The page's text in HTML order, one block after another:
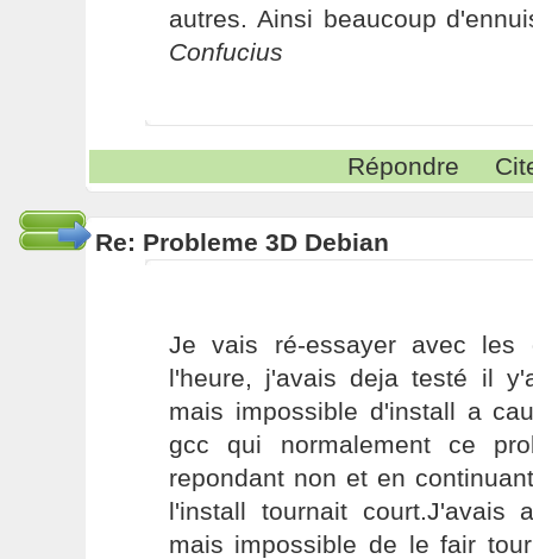
autres. Ainsi beaucoup
Confucius
Répondre
Re: Probleme 3D Debian
Je vais ré-essayer avec les
l'heure, j'avais deja testé il
mais impossible d'install a
gcc qui normalement ce
repondant non et en
l'install tournait court.J'avais
mais impossible de le fair